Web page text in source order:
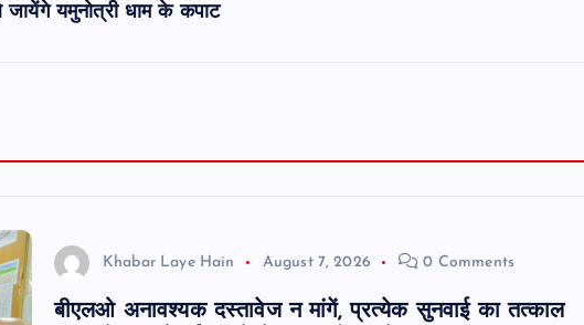
यमुनोत्री धाम के कपाट
Khabar Laye Hain August 7, 2026 0 Comments
बीएलओ अनावश्यक दस्तावेज न मांगें, प्रत्येक सुनवाई का तत्काल